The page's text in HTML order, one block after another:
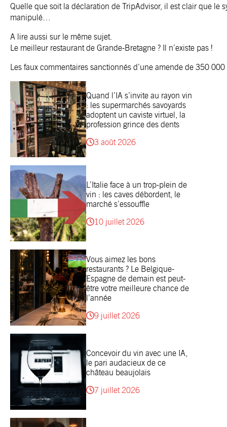
Quelle que soit la déclaration de TripAdvisor, il est clair que le
manipulé…
A lire aussi sur le même sujet.
Le meilleur restaurant de Grande-Bretagne ? Il n’existe pas !
Les faux commentaires sanctionnés d’une amende de 350
Quand l’IA s’invite au rayon vin
: les supermarchés savoyards
adoptent un caviste virtuel, la
profession grince des dents
3 août 2026
L’Italie face à un trop-plein de
vin : les caves débordent, le
marché s’essouffle
10 juillet 2026
Vous aimez les bons
restaurants ? Le Belgique-
Espagne de demain est peut-
être votre meilleure chance de
l’année
9 juillet 2026
Concevoir du vin avec une IA,
le pari audacieux de ce
château beaujolais
7 juillet 2026